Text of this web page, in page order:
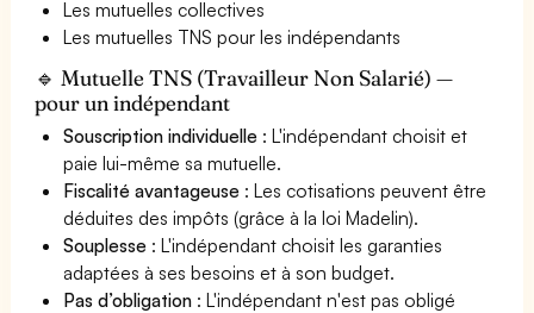
Les mutuelles collectives
Les mutuelles TNS pour les indépendants
🔹 Mutuelle TNS (Travailleur Non Salarié) —
pour un indépendant
Souscription individuelle : L'indépendant choisit et
paie lui-même sa mutuelle.
Fiscalité avantageuse : Les cotisations peuvent être
déduites des impôts (grâce à la loi Madelin).
Souplesse : L'indépendant choisit les garanties
adaptées à ses besoins et à son budget.
Pas d’obligation : L'indépendant n'est pas obligé